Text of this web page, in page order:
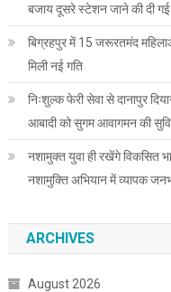
बजाय दूसरे स्टेशन जाने की दी
बिग्रहपुर में 15 जरूरतमंद
मिली नई गति
निःशुल्क फेरी सेवा से दानापुर
आबादी को सुगम आवागमन की
नशामुक्त युवा ही रखेंगे विकसित
नशामुक्ति अभियान में व्यापक
ARCHIVES
August 2026